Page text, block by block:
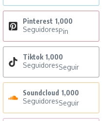
Pinterest 1,000
SeguidoresPin
Tiktok 1,000
SeguidoresSeguir
Soundcloud 1,000
SeguidoresSeguir